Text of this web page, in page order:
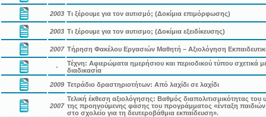
2003 Τι ξέρουμε για τον αυτισμό; (Δοκίμια επιμόρφωσης)
2003 Τι ξέρουμε για τον αυτισμο; (Δοκίμια εξειδίκευσης)
2007 Τήρηση Φακέλου Εργασιών Μαθητή – Αξιολόγηση
-
Τέχνη: Αφιερώματα ημερήσιου και περιοδικού τύπου σχετικά
διαδικασία
2009 Τετράδιο δραστηριοτήτων: Από λαχίδι σε λαχίδι
2007
Τελική έκθεση αξιολόγησης: Βαθμός διαπολιτισμικότητας του
της προηγούμενης φάσης του προγράμματος «ένταξη
στο σχολείο για τη δευτεροβάθμια εκπαίδευση».